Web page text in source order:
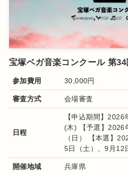
宝塚ベガ音楽コンクール 第34
参加費用 30,000円
審査方式 会場審査
日程
【申込期間】
(木) 【予選】2026
（日） 【本選】
5日（土）、9月12
開催地域 兵庫県